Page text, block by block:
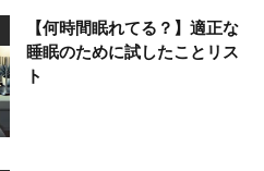
【何時間眠れてる？】適正な
睡眠のために試したことリス
ト